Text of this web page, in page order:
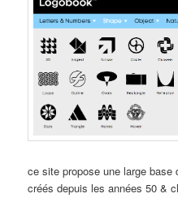
ce site propose une large base
créés depuis les années 50 &